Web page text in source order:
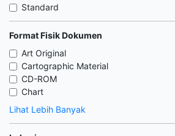
Standard
Format Fisik Dokumen
Art Original
Cartographic Material
CD-ROM
Chart
Lihat Lebih Banyak